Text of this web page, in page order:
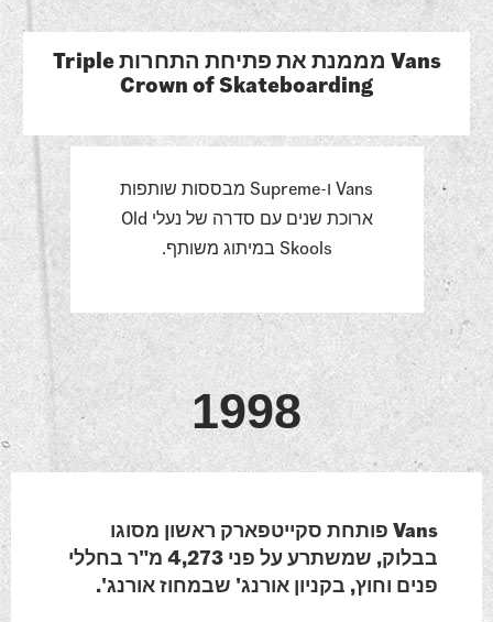
Vans ו-Supreme מבססות שותפות
ארוכת שנים עם סדרה של נעלי Old
Skools במיתוג משותף.
Vans מממנת את פתיחת התחרות Triple
Crown of Skateboarding
1998
Vans פותחת סקייטפארק ראשון מסוגו
בבלוק, שמשתרע על פני 4,273 מ"ר בחללי
פנים וחוץ, בקניון אורנג' שבמחוז אורנג'.